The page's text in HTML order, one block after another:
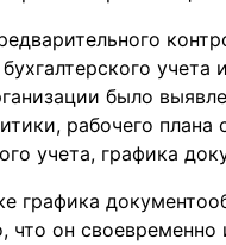
учета
было
рабочего плана
учета, графика
графика
что он своевременно